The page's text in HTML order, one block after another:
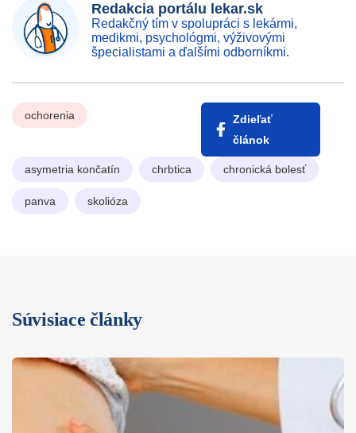
Redakcia portálu lekar.sk
Redakčný tím v spolupráci s lekármi,
medikmi, psychológmi, výživovými
špecialistami a ďalšími odborníkmi.
ochorenia
Zdieľať
článok
asymetria končatín chrbtica chronická bolesť
panva skolióza
Súvisiace články